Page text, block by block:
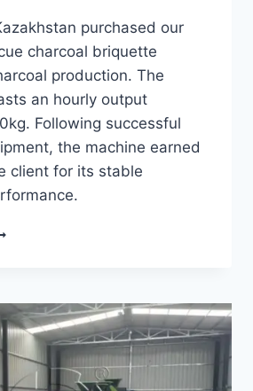
purchased our
charcoal briquette
production. The
an hourly output
Following successful
the machine earned
client for its stable